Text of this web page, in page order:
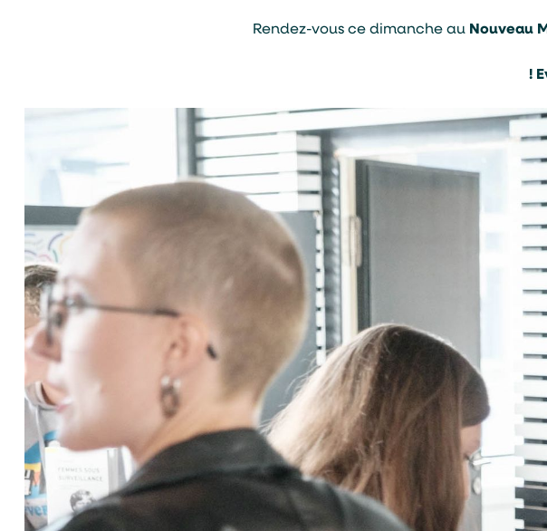
Rendez-vous ce dimanche au Nouveau
!